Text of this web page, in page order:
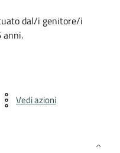
dal/i genitore/i
anni.
Vedi azioni